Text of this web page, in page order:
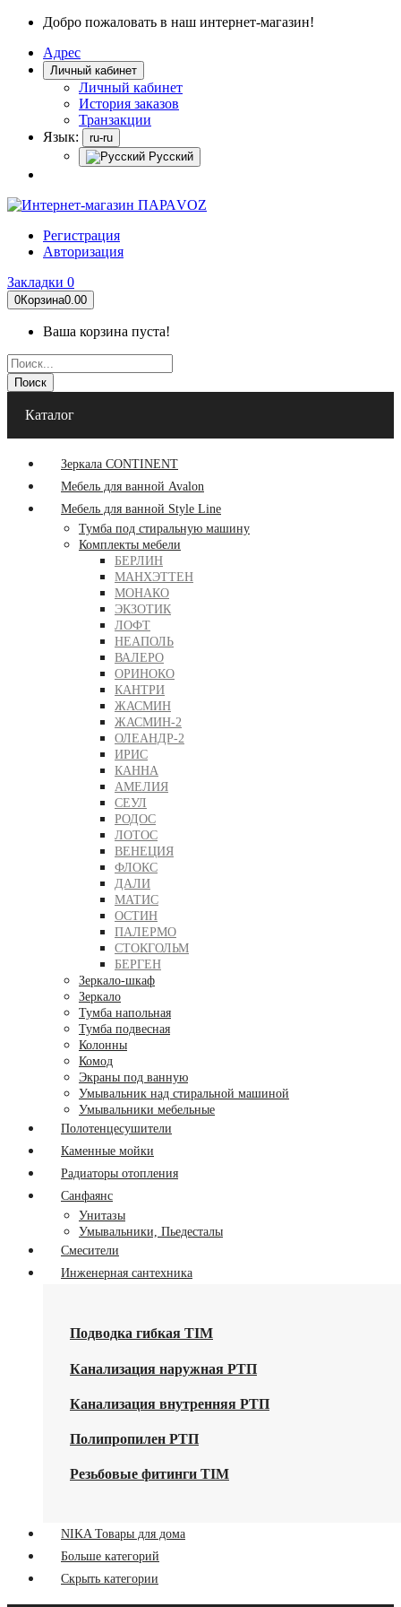
Добро пожаловать в наш интернет-магазин!
Адрес
Личный кабинет
Личный кабинет
История заказов
Транзакции
Язык:
ru-ru
Русский
Регистрация
Авторизация
Закладки 0
0Корзина0.00
Ваша корзина пуста!
Поиск
Каталог
Зеркала CONTINENT
Мебель для ванной Avalon
Мебель для ванной Style Line
Тумба под стиральную машину
Комплекты мебели
БЕРЛИН
МАНХЭТТЕН
МОНАКО
ЭКЗОТИК
ЛОФТ
НЕАПОЛЬ
ВАЛЕРО
ОРИНОКО
КАНТРИ
ЖАСМИН
ЖАСМИН-2
ОЛЕАНДР-2
ИРИС
КАННА
АМЕЛИЯ
СЕУЛ
РОДОС
ЛОТОС
ВЕНЕЦИЯ
ФЛОКС
ДАЛИ
МАТИС
ОСТИН
ПАЛЕРМО
СТОКГОЛЬМ
БЕРГЕН
Зеркало-шкаф
Зеркало
Тумба напольная
Тумба подвесная
Колонны
Комод
Экраны под ванную
Умывальник над стиральной машиной
Умывальники мебельные
Полотенцесушители
Каменные мойки
Радиаторы отопления
Санфаянс
Унитазы
Умывальники, Пьедесталы
Смесители
Инженерная сантехника
Подводка гибкая TIM
Канализация наружная РТП
Канализация внутренняя РТП
Полипропилен РТП
Резьбовые фитинги TIM
NIKA Товары для дома
Больше категорий
Скрыть категории